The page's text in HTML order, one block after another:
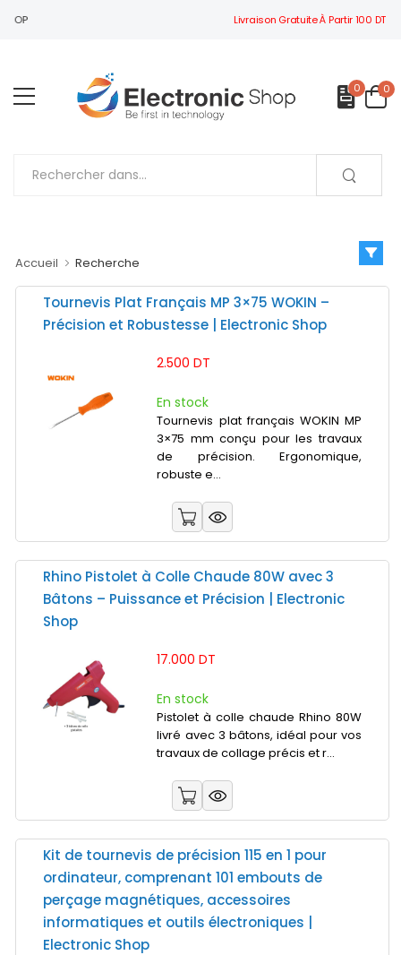
Livraison Gratuite À Partir 100 DT
0 0
Accueil Recherche
Tournevis Plat Français MP 3×75 WOKIN –
Précision et Robustesse | Electronic Shop
2.500 DT
En stock
Tournevis plat français WOKIN MP
3×75 mm conçu pour les travaux
de précision. Ergonomique,
robuste e...
Rhino Pistolet à Colle Chaude 80W avec 3
Bâtons – Puissance et Précision | Electronic
Shop
17.000 DT
En stock
Pistolet à colle chaude Rhino 80W
livré avec 3 bâtons, idéal pour vos
travaux de collage précis et r...
Kit de tournevis de précision 115 en 1 pour
ordinateur, comprenant 101 embouts de
perçage magnétiques, accessoires
informatiques et outils électroniques |
Electronic Shop